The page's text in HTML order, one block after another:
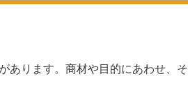
あります。商材や目的にあわせ、そ